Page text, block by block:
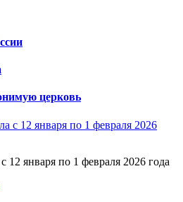
церковь
12 января по 1 февраля 2026 года